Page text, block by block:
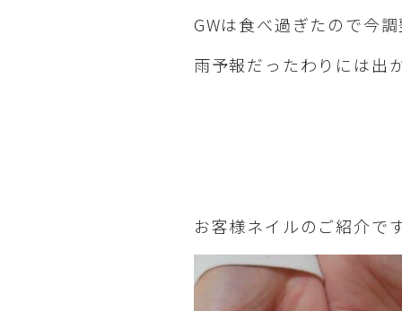
GWは食べ過ぎたので今
雨予報だったわりには出
お客様ネイルのご紹介で